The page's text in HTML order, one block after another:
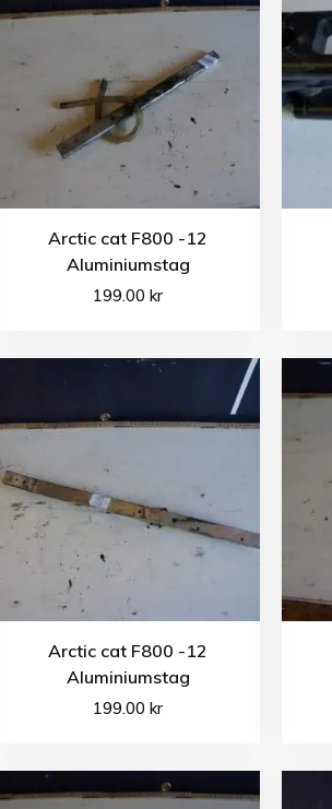
Arctic cat F800 -12
Aluminiumstag
199.00kr
Arctic cat F800 -12
Aluminiumstag
199.00kr